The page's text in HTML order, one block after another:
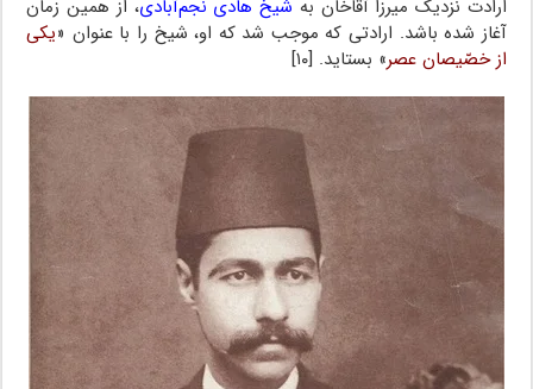
ارادت نزدیک میرزا آقاخان به شیخ هادی نجم‌آبادی، از همین زمان
آغاز شده باشد. ارادتی که موجب شد که او، شیخ را با عنوان «یکی
از خصّیصان عصر» بستاید. [۱۰]